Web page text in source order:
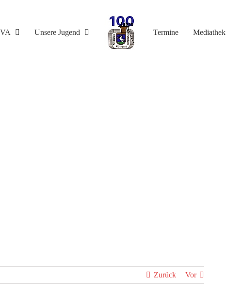
Unsere Jugend Termine Mediathek
Zurück Vor